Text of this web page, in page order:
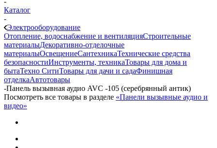
Каталог
-
Электрооборудование
Отопление, водоснабжение и вентиляцияСтроительные
материалыДекоративно-отделочные
материалыОсвещениеСантехникаТехнические средства
безопасностиИнструменты, техникаТовары для дома и
бытаТехно СитиТовары для дачи и садаФинишная
отделкаАвтотовары
-Панель вызывная аудио AVC -105 (серебрянный антик)
Посмотреть все товары в разделе «Панели вызывные аудио и
видео»